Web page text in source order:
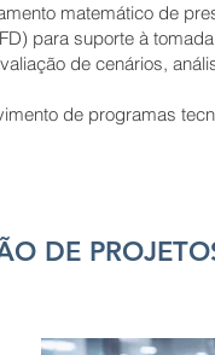
matemático de
para suporte à
de cenários,
de programas
DE